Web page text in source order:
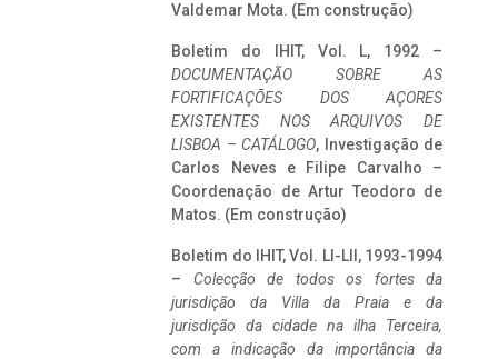
Valdemar Mota. (Em construção)
Boletim do IHIT, Vol. L, 1992 –
DOCUMENTAÇÃO SOBRE AS
FORTIFICAÇÕES DOS AÇORES
EXISTENTES NOS ARQUIVOS DE
LISBOA – CATÁLOGO, Investigação de
Carlos Neves e Filipe Carvalho –
Coordenação de Artur Teodoro de
Matos. (Em construção)
Boletim do IHIT, Vol. LI-LII, 1993-1994
– Colecção de todos os fortes da
jurisdição da Villa da Praia e da
jurisdição da cidade na ilha Terceira,
com a indicação da importância da